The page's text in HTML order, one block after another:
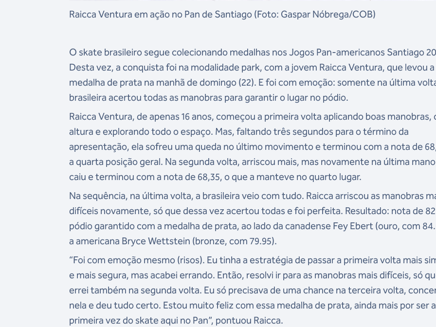
Raicca Ventura em ação no Pan de Santiago (Foto: Gaspar Nóbrega/COB)
O skate brasileiro segue colecionando medalhas nos Jogos Pan-americanos Santiago
Desta vez, a conquista foi na modalidade park, com a jovem Raicca Ventura, que levou a
medalha de prata na manhã de domingo (22). E foi com emoção: somente na última
brasileira acertou todas as manobras para garantir o lugar no pódio.
Raicca Ventura, de apenas 16 anos, começou a primeira volta aplicando boas manobras,
altura e explorando todo o espaço. Mas, faltando três segundos para o término da
apresentação, ela sofreu uma queda no último movimento e terminou com a nota de
a quarta posição geral. Na segunda volta, arriscou mais, mas novamente na última
caiu e terminou com a nota de 68,35, o que a manteve no quarto lugar.
Na sequência, na última volta, a brasileira veio com tudo. Raicca arriscou as manobras
difíceis novamente, só que dessa vez acertou todas e foi perfeita. Resultado: nota de
pódio garantido com a medalha de prata, ao lado da canadense Fey Ebert (ouro, com
a americana Bryce Wettstein (bronze, com 79.95).
“Foi com emoção mesmo (risos). Eu tinha a estratégia de passar a primeira volta mais
e mais segura, mas acabei errando. Então, resolvi ir para as manobras mais difíceis, só
errei também na segunda volta. Eu só precisava de uma chance na terceira volta,
nela e deu tudo certo. Estou muito feliz com essa medalha de prata, ainda mais por ser a
primeira vez do skate aqui no Pan”, pontuou Raicca.